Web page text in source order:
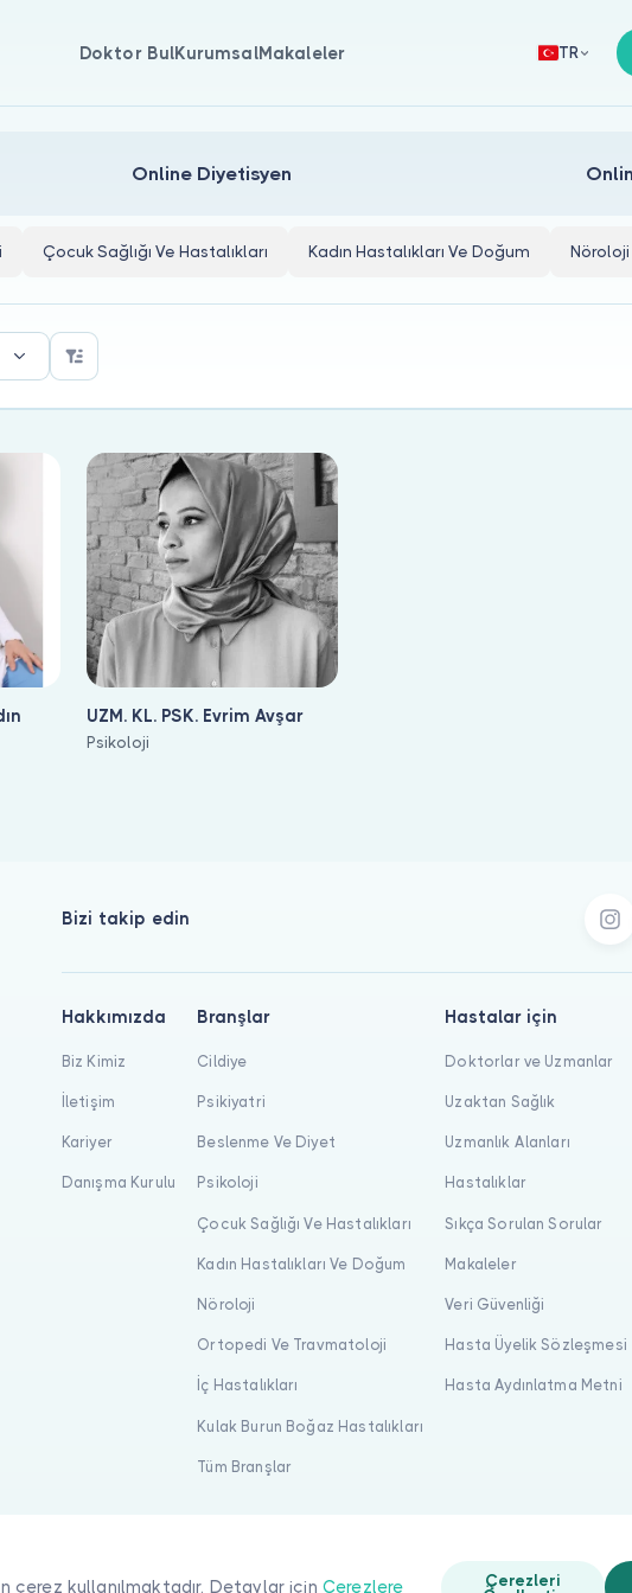
Doktor BulKurumsalMakaleler TR
Online Diyetisyen
Çocuk Sağlığı Ve Hastalıkları Kadın Hastalıkları Ve Doğum Nöroloji
UZM. KL. PSK. Evrim Avşar
Psikoloji
çerez kullanılmaktadır. Detaylar için Çerezlere
Çerezleri
Bizi takip edin
Hakkımızda
Biz Kimiz
İletişim
Kariyer
Danışma Kurulu
Branşlar
Cildiye
Psikiyatri
Beslenme Ve Diyet
Psikoloji
Çocuk Sağlığı Ve Hastalıkları
Kadın Hastalıkları Ve Doğum
Nöroloji
Ortopedi Ve Travmatoloji
İç Hastalıkları
Kulak Burun Boğaz Hastalıkları
Tüm Branşlar
Hastalar için
Doktorlar ve Uzmanlar
Uzaktan Sağlık
Uzmanlık Alanları
Hastalıklar
Sıkça Sorulan Sorular
Makaleler
Veri Güvenliği
Hasta Üyelik Sözleşmesi
Hasta Aydınlatma Metni